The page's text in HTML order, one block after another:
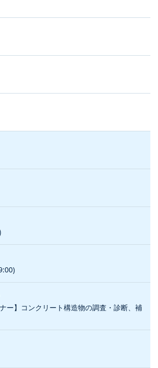
ー】コンクリート構造物の調査・診断、補